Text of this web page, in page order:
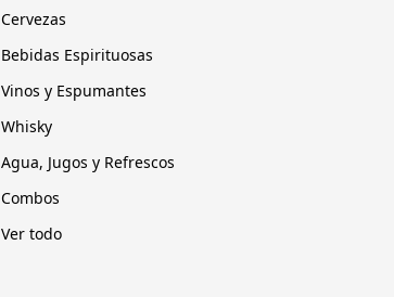
Cervezas
Bebidas Espirituosas
Vinos y Espumantes
Whisky
Agua, Jugos y Refrescos
Combos
Ver todo